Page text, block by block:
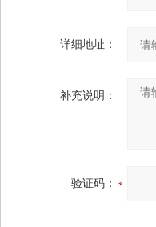
详细地址：
补充说明：
验证码：